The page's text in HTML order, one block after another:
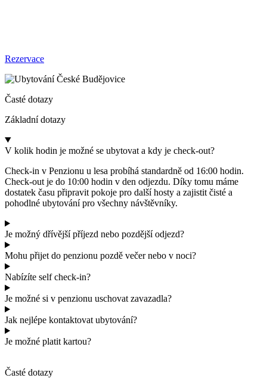
Rezervace
Časté dotazy
Základní dotazy
V kolik hodin je možné se ubytovat a kdy je check-out?
Check-in v Penzionu u lesa probíhá standardně od 16:00 hodin.
Check-out je do 10:00 hodin v den odjezdu. Díky tomu máme
dostatek času připravit pokoje pro další hosty a zajistit čisté a
pohodlné ubytování pro všechny návštěvníky.
Je možný dřívější příjezd nebo pozdější odjezd?
Mohu přijet do penzionu pozdě večer nebo v noci?
Nabízíte self check-in?
Je možné si v penzionu uschovat zavazadla?
Jak nejlépe kontaktovat ubytování?
Je možné platit kartou?
Časté dotazy